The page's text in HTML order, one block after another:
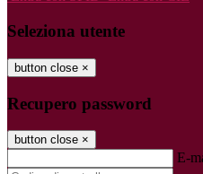
Seleziona utente
button close ×
Recupero password
button close ×
E-